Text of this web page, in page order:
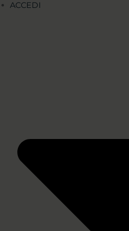
ACCEDI